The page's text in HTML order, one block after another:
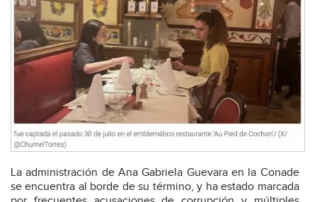
La administración de Ana Gabriela Guevara en la Conade
se encuentra al borde de su término, y ha estado marcada